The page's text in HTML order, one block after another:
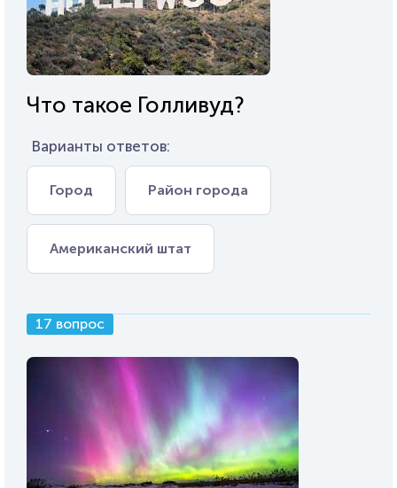
Что такое Голливуд?
Варианты ответов:
Город Район города
Американский штат
17 вопрос